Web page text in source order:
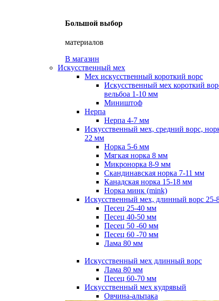
Большой выбор
материалов
В магазин
Искусственный мех
Мех искусственный короткий ворс
Искусственный мех короткий
вельбоа 1-10 мм
Миништоф
Нерпа
Нерпа 4-7 мм
Искусственный мех, средний ворс,
22 мм
Норка 5-6 мм
Мягкая норка 8 мм
Микронорка 8-9 мм
Скандинавская норка 7-11 мм
Канадская норка 15-18 мм
Норка минк (mink)
Искусственный мех, длинный ворс 25-
Песец 25-40 мм
Песец 40-50 мм
Песец 50 -60 мм
Песец 60 -70 мм
Лама 80 мм
Искусственный мех длинный ворс
Лама 80 мм
Песец 60-70 мм
Искусственный мех кудрявый
Овчина-альпака